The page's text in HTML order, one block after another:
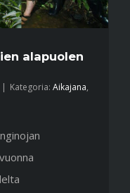
alapuolen
| Kategoria: Aikajana,